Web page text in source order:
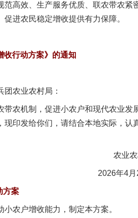
高效、生产服务优质、联农带农紧
进农民稳定增收提供有力保障。
收行动方案》的通知
农业农村局：
农机制，促进小农户和现代农业发
印发给你们，请结合本地实际，认
农业
2026年4月
方案
农户增收能力，制定本方案。